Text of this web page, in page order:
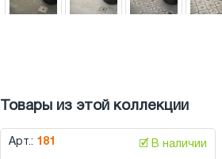
Товары из этой коллекции
Арт.: 181 🗹 В наличии